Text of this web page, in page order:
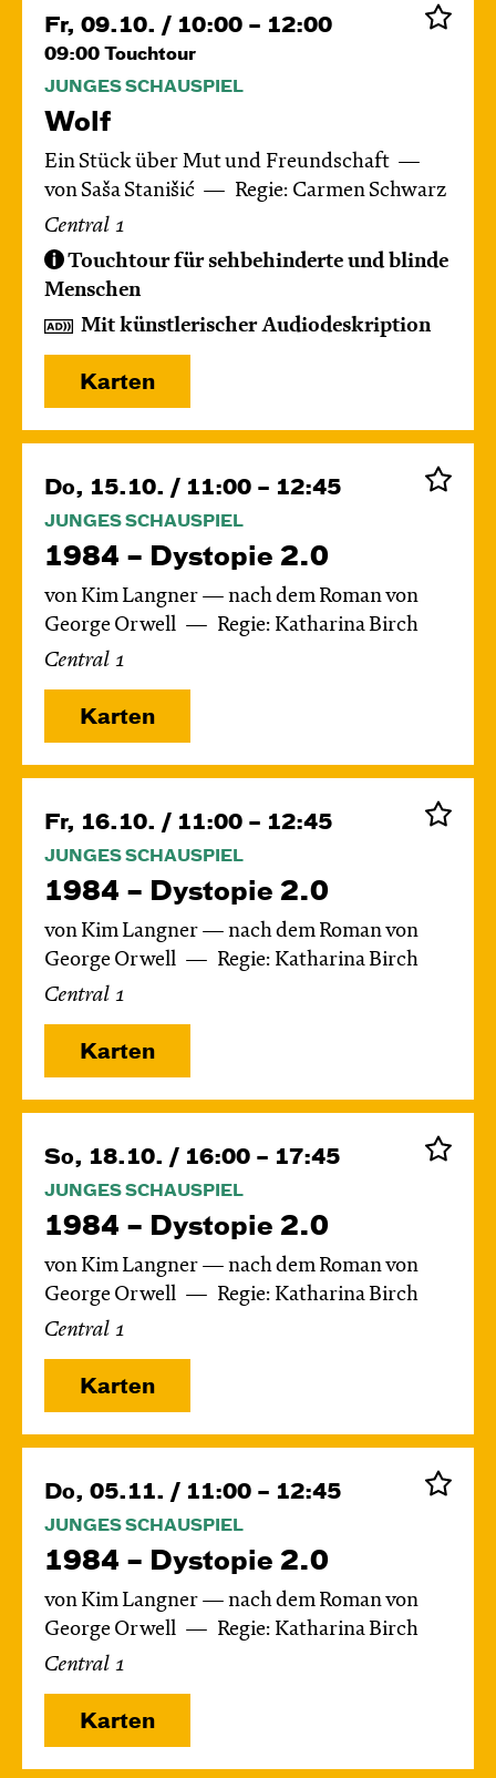
Fr, 09.10. / 10:00 – 12:00
09:00 Touchtour
JUNGES SCHAUSPIEL
Wolf
Ein Stück über Mut und Freundschaft
von Saša Stanišić
Regie: Carmen Schwarz
Central 1
Touchtour für sehbehinderte und blinde
Menschen
Mit künstlerischer Audiodeskription
Karten
Do, 15.10. / 11:00 – 12:45
JUNGES SCHAUSPIEL
1984 – Dystopie 2.0
von Kim Langner — nach dem Roman von
George Orwell
Regie: Katharina Birch
Central 1
Karten
Fr, 16.10. / 11:00 – 12:45
JUNGES SCHAUSPIEL
1984 – Dystopie 2.0
von Kim Langner — nach dem Roman von
George Orwell
Regie: Katharina Birch
Central 1
Karten
So, 18.10. / 16:00 – 17:45
JUNGES SCHAUSPIEL
1984 – Dystopie 2.0
von Kim Langner — nach dem Roman von
George Orwell
Regie: Katharina Birch
Central 1
Karten
Do, 05.11. / 11:00 – 12:45
JUNGES SCHAUSPIEL
1984 – Dystopie 2.0
von Kim Langner — nach dem Roman von
George Orwell
Regie: Katharina Birch
Central 1
Karten